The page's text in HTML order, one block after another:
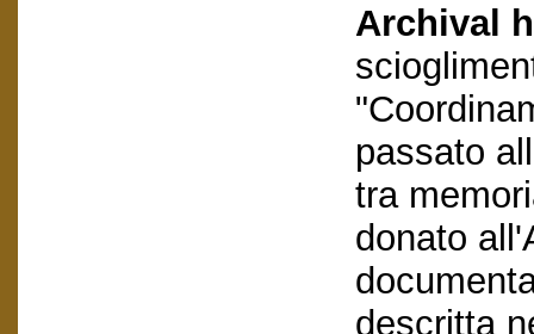
Archival
passato
tra
donato
descritta